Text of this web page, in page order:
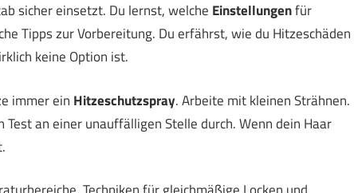
sicher einsetzt. Du lernst, welche Einstellungenfür
Tipps zur Vorbereitung. Du erfährst, wie du Hitzeschäden
keine Option ist.
immer ein Hitzeschutzspray. Arbeite mit kleinen Strähnen.
an einer unauffälligen Stelle durch. Wenn dein Haar